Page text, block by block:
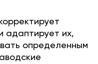
адаптирует их,
определенным